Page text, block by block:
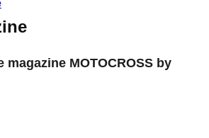
magazine MOTOCROSS by